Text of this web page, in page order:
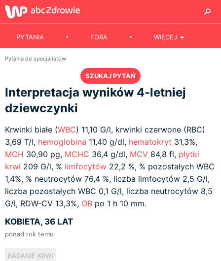
PYTANIA FORA WIĘCEJ
Pytania do specjalistów
SZUKAJ PYTAŃ
Interpretacja wyników 4-letniej
dziewczynki
Krwinki białe (WBC) 11,10 G/l, krwinki czerwone (RBC)
3,69 T/I, hemoglobina 11,40 g/dl, hematokryt 31,3%,
MCH 30,90 pg, MCHC 36,4 g/dl, MCV 84,8 fl, płytki
krwi 209 G/l, % limfocytów 22,2 %, % pozostałych WBC
1,4%, % neutrocytów 76,4 %, liczba limfocytów 2,5 G/l,
liczba pozostałych WBC 0,1 G/l, liczba neutrocytów 8,5
G/l, RDW-CV 13,3%, OB po 1 h 10 mm.
KOBIETA, 36 LAT
ponad rok temu
BADANIE KRWI